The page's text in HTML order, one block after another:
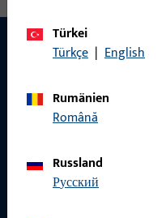
KONTAKT
Wir helfen Ihnen
Haben Sie Fragen oder
Wir sind gerne für Sie da –
Türkei
Türkçe | English
Rumänien
Română
Russland
русский